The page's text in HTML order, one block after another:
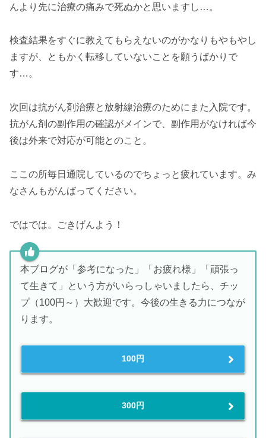
んより先に治療の痛みで死ぬかと思いますし…。
検査結果をすぐに教えてもらえないのがかなりもやもやし
ますが、ともかく転移していないことを願うばかりで
す…。
次回は抗がん剤治療と放射線治療のためにまた入院です。
抗がん剤の副作用の確認がメインで、副作用がなければ今
後は外来で対応が可能とのこと。
ここの所毎日通院しているのでちょっと疲れています。み
なさんもがんばってください。
ではでは。ごきげんよう！
本ブログが「参考になった」「お疲れ様」「頑張っ
て生きて」という方がいらっしゃいましたら、チッ
プ（100円～）大歓迎です。今後の生きる力につなが
ります。
100円
300円